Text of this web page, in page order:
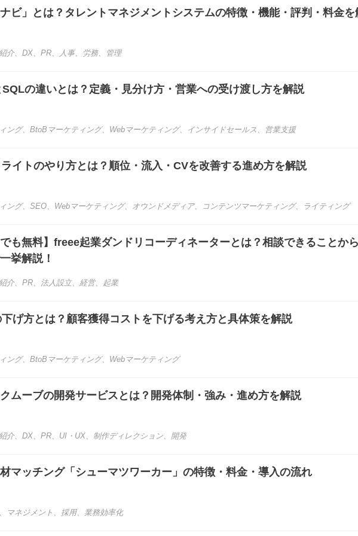
ナビ」とは？タレントマネジメントシステムの特徴・機能・評判・料金を
介、 DX、 PR、 人事、 労務、 管理
の違いとは？定義・見分け方・営業への受け渡し方を解説
ング、 BtoBマーケティング、 Webマーケティング、 インサイドセールス 、 営業支援
イトのやり方とは？順位・流入・CVを改善する進め方を解説
ング、 SEO、 Webマーケティング、 オウンドメディア、 コンテンツマーケティング、 ライティング
でも無料】freee起業ダンドリコーディネーターとは？相談できることか
挙解説！
介、 PR、 法人設立、 経営、 起業
げ方とは？顧客獲得コストを下げる考え方と具体策を解説
ング、 BtoBマーケティング、 Webマーケティング
ムーブの開発サービスとは？開発体制・強み・進め方を解説
介、 DX、 PR、 UI・UX、 制作ディレクション、 開発
マッチング「シューマツワーカー」の特徴・料金・導入の流れ
、 マネジメント 、 採用、 業務効率化